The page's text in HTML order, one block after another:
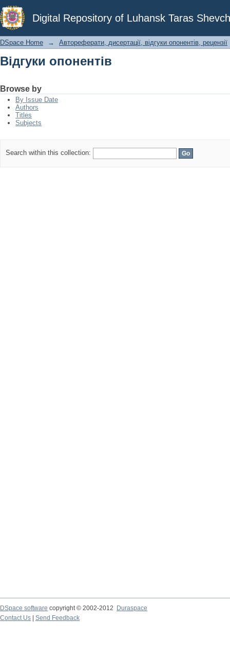
Digital Repository of Luhansk Taras
Відгуки опонентів
DSpace Home → Автореферати, дисертації, відгуки опонентів, рецензії
Відгуки опонентів
Browse by
By Issue Date
Authors
Titles
Subjects
Search within this collection:
DSpace software copyright © 2002-2012
Duraspace
Contact Us
Send Feedback